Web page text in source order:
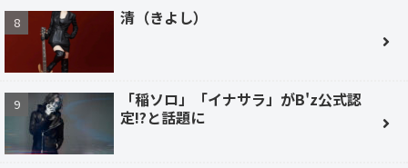
清（きよし）
「稲ソロ」「イナサラ」がB'z公式認
定!?と話題に